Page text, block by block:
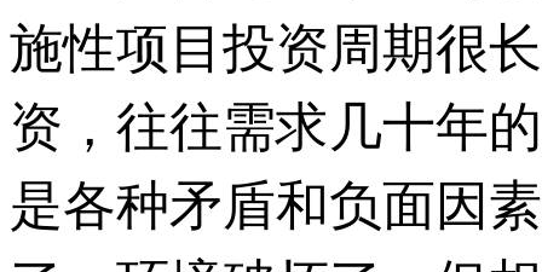
施性项目投资周期很
资，往往需求几十年
是各种矛盾和负面因